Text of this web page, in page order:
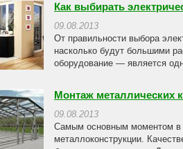
Как выбирать
09.08.2013
От правильности выбора
насколько будут большими
оборудование — является
Монтаж металлических
09.08.2013
Самым основным моментом в
металлоконструкции.